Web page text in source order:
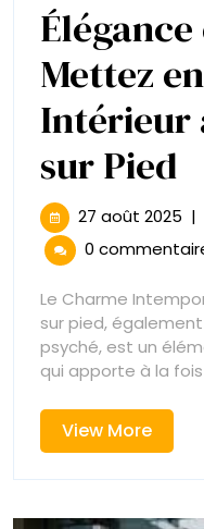
Mettez
Intérieur
sur Pied
:
27 août 2025 27|
0
Le Charme
sur pied,
psyché, est un
qui apporte à la
View MoreView
More